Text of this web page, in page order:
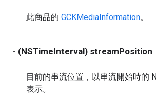
此商品的 GCKMediaInformation。
- (NSTimeInterval) streamPosition
目前的串流位置，以串流開始時的
表示。